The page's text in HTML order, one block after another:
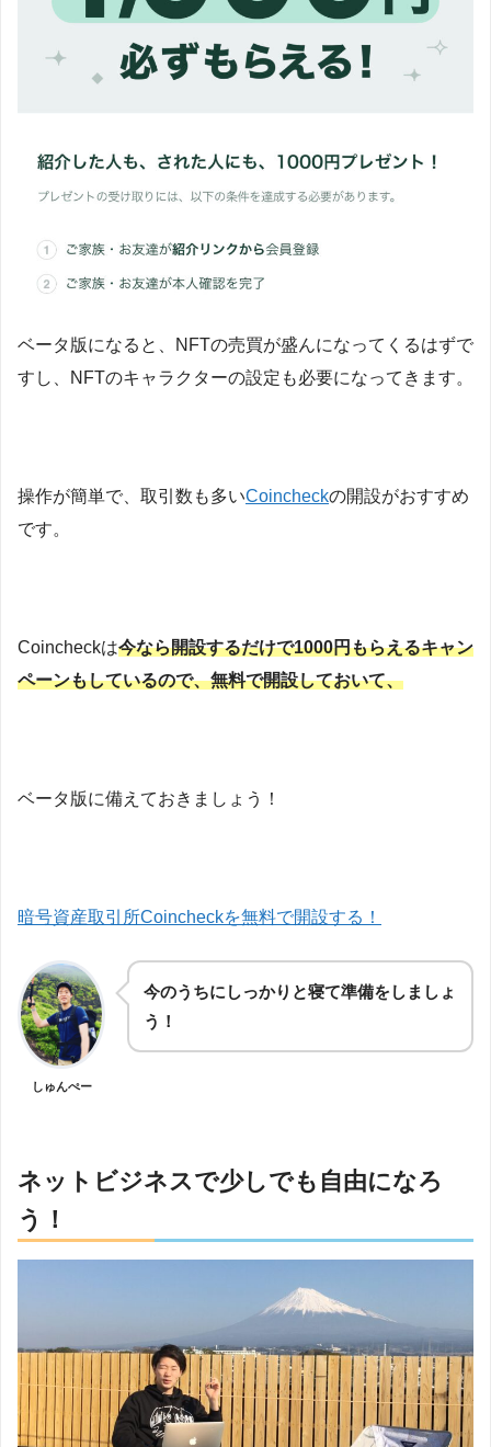
ベータ版になると、NFTの売買が盛んになってくるはずで
すし、NFTのキャラクターの設定も必要になってきます。
操作が簡単で、取引数も多いCoincheckの開設がおすすめ
です。
Coincheckは今なら開設するだけで1000円もらえるキャン
ペーンもしているので、無料で開設しておいて、
ベータ版に備えておきましょう！
暗号資産取引所Coincheckを無料で開設する！
しゅんぺー
今のうちにしっかりと寝て準備をしましょ
う！
ネットビジネスで少しでも自由になろ
う！